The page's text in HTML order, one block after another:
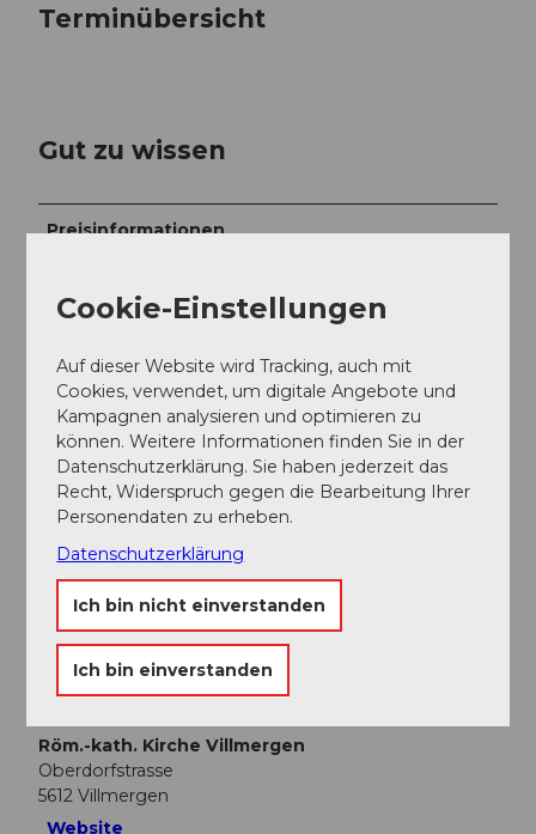
Terminübersicht
Gut zu wissen
Preisinformationen
Ansprechpartner:in
argovia philharmonic
In der Nähe Auf der Karte anschauen
Veranstaltung
Veranstaltungsort
Röm.-kath. Kirche Villmergen
Oberdorfstrasse
5612 Villmergen
Website
Cookie-Einstellungen
Auf dieser Website wird Tracking, auch mit
Cookies, verwendet, um digitale Angebote und
Kampagnen analysieren und optimieren zu
können. Weitere Informationen finden Sie in der
Datenschutzerklärung. Sie haben jederzeit das
Recht, Widerspruch gegen die Bearbeitung Ihrer
Personendaten zu erheben.
Datenschutzerklärung
Ich bin nicht einverstanden
Ich bin einverstanden